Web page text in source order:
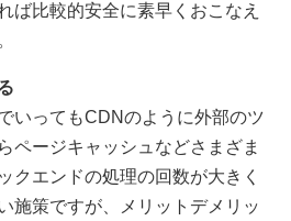
ば比較的安全に素早くおこなえ
いってもCDNのように外部のツ
ページキャッシュなどさまざま
クエンドの処理の回数が大きく
施策ですが、メリットデメリッ